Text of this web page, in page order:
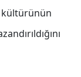
kültürünün